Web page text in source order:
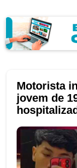
Motorista
jovem de